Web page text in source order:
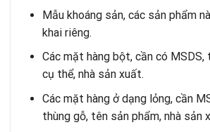
Mẫu khoáng sản, các sản phẩm
khai riêng.
Các mặt hàng bột, cần có MSDS,
cụ thể, nhà sản xuất.
Các mặt hàng ở dạng lỏng, cần
thùng gỗ, tên sản phẩm, nhà sản